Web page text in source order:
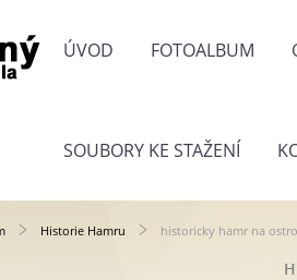
ÚVOD FOTOALBUM
SOUBORY KE STAŽENÍ
Historie Hamru historicky hamr na